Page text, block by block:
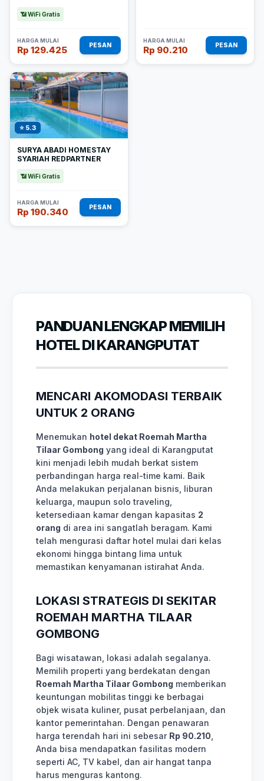
📶 WiFi Gratis
HARGA MULAI
Rp 129.425 PESAN
HARGA MULAI
Rp 90.210 PESAN
⭐ 5.3
SURYA ABADI HOMESTAY
SYARIAH REDPARTNER
📶 WiFi Gratis
HARGA MULAI
Rp 190.340 PESAN
PANDUAN LENGKAP MEMILIH
HOTEL DI KARANGPUTAT
MENCARI AKOMODASI TERBAIK
UNTUK 2 ORANG
Menemukan hotel dekat Roemah Martha
Tilaar Gombong yang ideal di Karangputat
kini menjadi lebih mudah berkat sistem
perbandingan harga real-time kami. Baik
Anda melakukan perjalanan bisnis, liburan
keluarga, maupun solo traveling,
ketersediaan kamar dengan kapasitas 2
orang di area ini sangatlah beragam. Kami
telah mengurasi daftar hotel mulai dari kelas
ekonomi hingga bintang lima untuk
memastikan kenyamanan istirahat Anda.
LOKASI STRATEGIS DI SEKITAR
ROEMAH MARTHA TILAAR
GOMBONG
Bagi wisatawan, lokasi adalah segalanya.
Memilih properti yang berdekatan dengan
Roemah Martha Tilaar Gombong memberikan
keuntungan mobilitas tinggi ke berbagai
objek wisata kuliner, pusat perbelanjaan, dan
kantor pemerintahan. Dengan penawaran
harga terendah hari ini sebesar Rp 90.210
Anda bisa mendapatkan fasilitas modern
seperti AC, TV kabel, dan air hangat tanpa
harus menguras kantong.